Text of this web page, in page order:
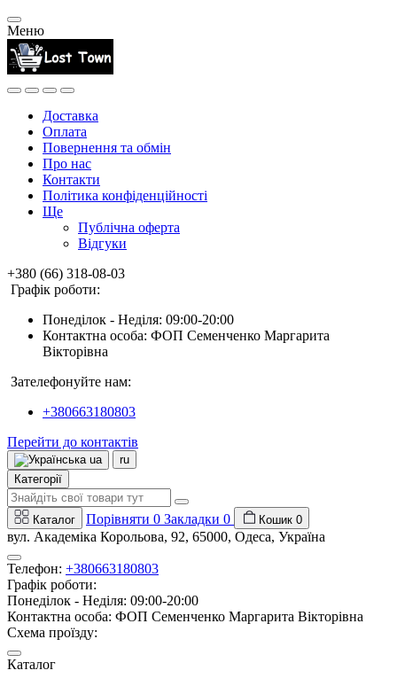
Меню
Доставка
Оплата
Повернення та обмін
Про нас
Контакти
Політика конфіденційності
Ще
Публічна оферта
Відгуки
+380 (66) 318-08-03
Графік роботи:
Понеділок - Неділя: 09:00-20:00
Контактна особа: ФОП Семенченко Маргарита
Вікторівна
Зателефонуйте нам:
+380663180803
Перейти до контактів
ua
ru
Категорії
Каталог Порівняти 0 Закладки 0 Кошик 0
вул. Академіка Корольова, 92, 65000, Одеса, Україна
Телефон: +380663180803
Графік роботи:
Понеділок - Неділя: 09:00-20:00
Контактна особа: ФОП Семенченко Маргарита Вікторівна
Схема проїзду:
Каталог